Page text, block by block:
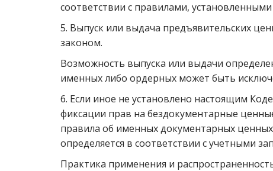
соответствии с правилами, установленными
5. Выпуск или выдача предъявительских
законом.
Возможность выпуска или выдачи
именных либо ордерных может быть
6. Если иное не установлено настоящим
фиксации прав на бездокументарные
правила об именных документарных
определяется в соответствии с учетными
Практика применения и